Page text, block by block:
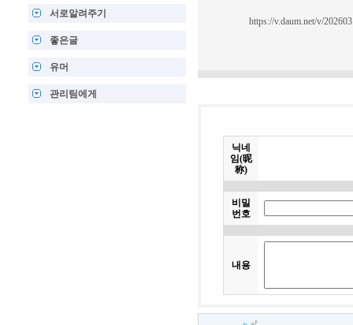
서로알려주기
좋은글
유머
관리팀에게
https://v.daum.net/v/
닉네
임(昵
称)
비밀
번호
내용